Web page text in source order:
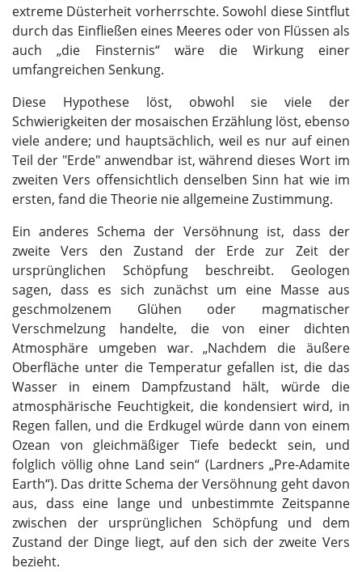
extreme Düsterheit vorherrschte. Sowohl diese Sintflut
durch das Einfließen eines Meeres oder von Flüssen als
auch „die Finsternis“ wäre die Wirkung einer
umfangreichen Senkung.
Diese Hypothese löst, obwohl sie viele der
Schwierigkeiten der mosaischen Erzählung löst, ebenso
viele andere; und hauptsächlich, weil es nur auf einen
Teil der "Erde" anwendbar ist, während dieses Wort im
zweiten Vers offensichtlich denselben Sinn hat wie im
ersten, fand die Theorie nie allgemeine Zustimmung.
Ein anderes Schema der Versöhnung ist, dass der
zweite Vers den Zustand der Erde zur Zeit der
ursprünglichen Schöpfung beschreibt. Geologen
sagen, dass es sich zunächst um eine Masse aus
geschmolzenem Glühen oder magmatischer
Verschmelzung handelte, die von einer dichten
Atmosphäre umgeben war. „Nachdem die äußere
Oberfläche unter die Temperatur gefallen ist, die das
Wasser in einem Dampfzustand hält, würde die
atmosphärische Feuchtigkeit, die kondensiert wird, in
Regen fallen, und die Erdkugel würde dann von einem
Ozean von gleichmäßiger Tiefe bedeckt sein, und
folglich völlig ohne Land sein“ (Lardners „Pre-Adamite
Earth“). Das dritte Schema der Versöhnung geht davon
aus, dass eine lange und unbestimmte Zeitspanne
zwischen der ursprünglichen Schöpfung und dem
Zustand der Dinge liegt, auf den sich der zweite Vers
bezieht.